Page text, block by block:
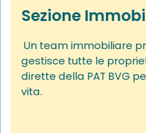
Sezione
Un team immobiliare
gestisce tutte le
dirette della PAT BVG
vita.